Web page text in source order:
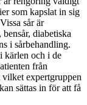
som kapslat in sig
sår är
diabetiska
i sårbehandling.
kärlen och i de
från
expertgruppen
sättas in för att få